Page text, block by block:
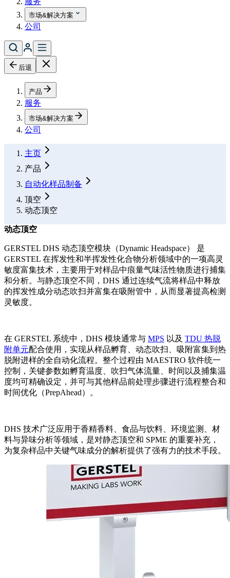
市场&解决方案
公司
后退
产品
服务
市场&解决方案
公司
主页
产品
自动化样品制备
顶空
动态顶空
动态顶空
GERSTEL DHS 动态顶空模块（Dynamic Headspace） 是
GERSTEL 在挥发性和半挥发性化合物分析领域中的一项高灵
敏度富集技术，主要用于对样品中痕量气味活性物质进行捕集
和分析。与静态顶空不同，DHS 通过连续气流将样品中释放
的挥发性成分动态吹扫并富集在吸附管中，从而显著提高检测
灵敏度。
在 GERSTEL 系统中，DHS 模块通常与 MPS 以及 TDU 热脱
附单元配合使用，实现从样品孵育、动态吹扫、吸附富集到热
脱附进样的全自动化流程。整个过程由 MAESTRO 软件统一
控制，关键参数如孵育温度、吹扫气体流量、时间以及捕集温
度均可精确设定，并可与其他样品前处理步骤进行流程整合和
时间优化（PrepAhead）。
DHS 技术广泛应用于香精香料、食品与饮料、环境监测、材
料与异味分析等领域，是对静态顶空和 SPME 的重要补充，
为复杂样品中关键气味成分的解析提供了强有力的技术手段。